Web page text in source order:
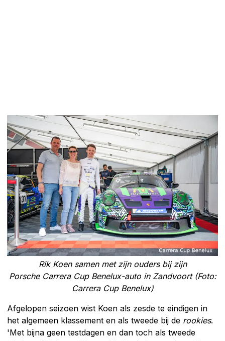
Rik Koen samen met zijn ouders bij zijn
Porsche Carrera Cup Benelux-auto in Zandvoort (Foto:
Carrera Cup Benelux)
Afgelopen seizoen wist Koen als zesde te eindigen in
het algemeen klassement en als tweede bij de rookies.
'Met bijna geen testdagen en dan toch als tweede